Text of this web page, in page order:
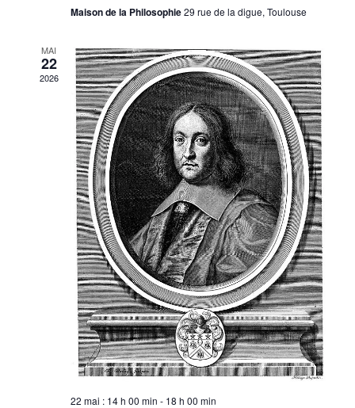
Maison de la Philosophie29 rue de la digue, Toulouse
MAI
22
2026
22 mai : 14 h 00 min - 18 h 00 min